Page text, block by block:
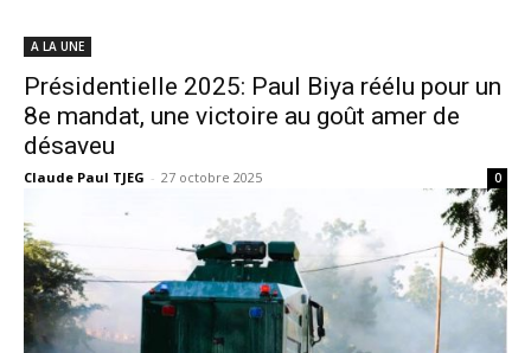
A LA UNE
Présidentielle 2025: Paul Biya réélu pour un
8e mandat, une victoire au goût amer de
désaveu
Claude Paul TJEG - 27 octobre 2025 0